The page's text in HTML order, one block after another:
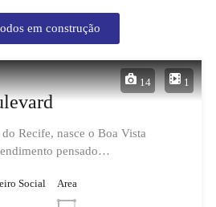
em construção
14
1
Recife, nasce o Boa Vista
pensado…
Social Area